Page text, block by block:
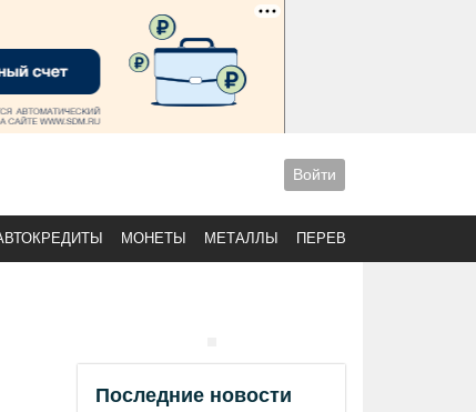
Войти
МОНЕТЫ МЕТАЛЛЫ ПЕРЕВОДЫ
Последние новости